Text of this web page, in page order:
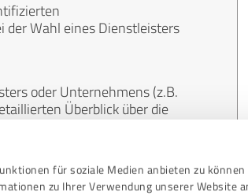
für soziale Medien anbieten zu können
zu Ihrer Verwendung unserer Website
der Wahl eines Dienstleisters
oder Unternehmens (z.B.
Überblick über die
Bewertungen von
weder finanziell noch